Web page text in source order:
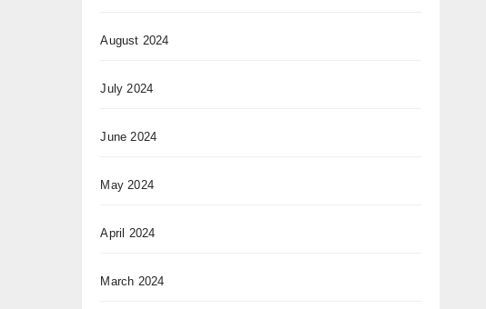
August 2024
July 2024
June 2024
May 2024
April 2024
March 2024